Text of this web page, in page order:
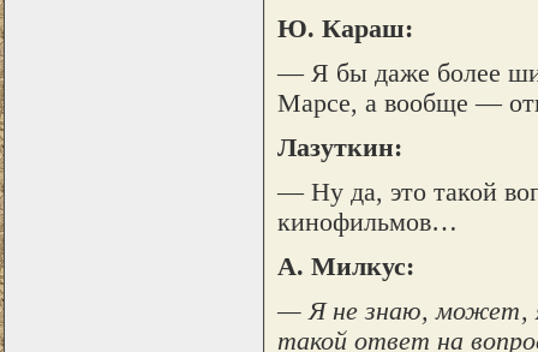
Ю. Караш:
— Я бы даже более
Марсе, а вообще —
Лазуткин:
— Ну да, это такой
кинофильмов…
А. Милкус:
— Я не знаю, может, я
такой ответ на